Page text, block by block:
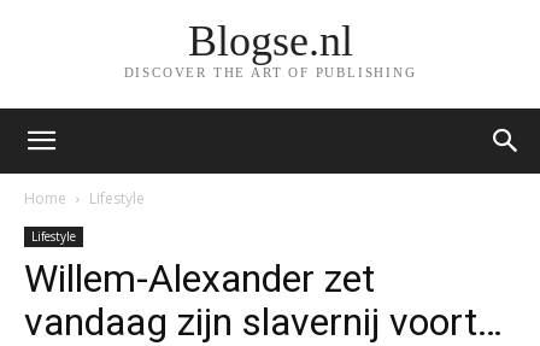
Blogse.nl
DISCOVER THE ART OF PUBLISHING
Home Lifestyle
Lifestyle
Willem-Alexander zet
vandaag zijn slavernij voort…